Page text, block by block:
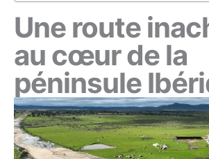
Une route
au cœur de la
péninsule